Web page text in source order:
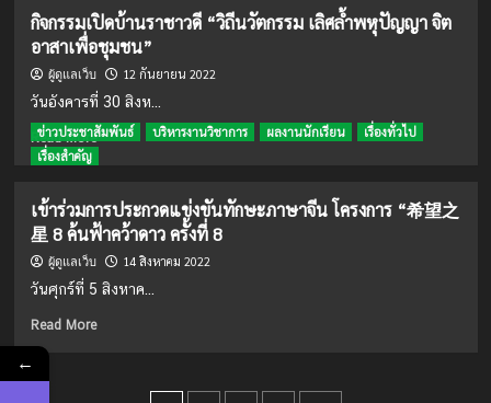
ประเภท
คู่ผสม
กีฬา
เยาวชน
แห่ง
ครั้ง
เกมส์
การ
แข่งขัน
งาน
ศิลป
หัตถกรรม
ครั้ง
การ
ศึกษา
2566
กิจกรรมเปิดบ้านราชาวดี “วิถีนวัตกรรม เลิศล้ำพหุปัญญา จิต
อาสาเพื่อชุมชน”
ผู้ดูแลเว็บ 12 กันยายน 2022
วันอังคารที่ 30 สิงห...
Read MoreRead
เปิด
บ้าน
ราชาวดี
“วิถี
เลิศ
ข่าวประชาสัมพันธ์ บริหารงานวิชาการ ผลงานนักเรียน
เรื่องทั่วไป
เรื่องสำคัญ
เข้าร่วมการประกวดแข่งขันทักษะภาษาจีน โครงการ “希望之
星 8 ค้นฟ้าคว้าดาว ครั้งที่ 8
ผู้ดูแลเว็บ 14 สิงหาคม 2022
วันศุกร์ที่ 5 สิงหาค...
Read MoreRead
←